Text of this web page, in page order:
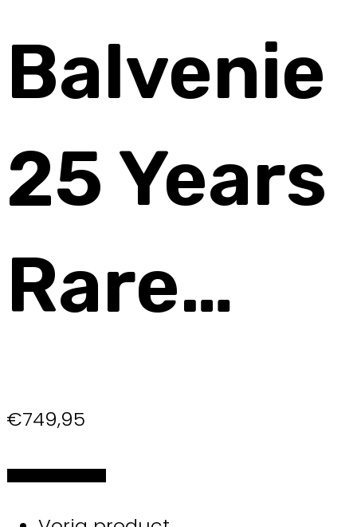
Balvenie
25 Years
Rare…
€749,95